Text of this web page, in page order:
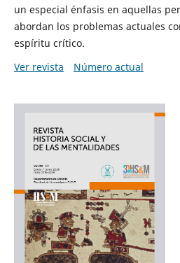
un especial énfasis en aquellas
abordan los problemas actuales
espíritu crítico.
Ver revista
Número actual